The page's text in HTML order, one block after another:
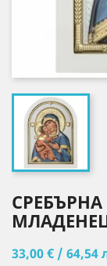
33,00 € / 64,54